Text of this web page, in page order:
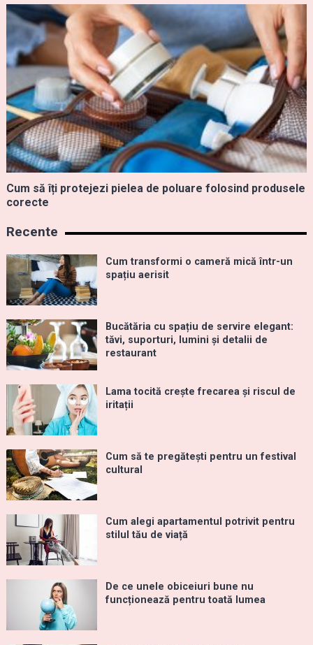
Cum să îți protejezi pielea de poluare folosind produsele
corecte
Recente
Cum transformi o cameră mică într-un
spațiu aerisit
Bucătăria cu spațiu de servire elegant:
tăvi, suporturi, lumini și detalii de
restaurant
Lama tocită crește frecarea și riscul de
iritații
Cum să te pregătești pentru un festival
cultural
Cum alegi apartamentul potrivit pentru
stilul tău de viață
De ce unele obiceiuri bune nu
funcționează pentru toată lumea